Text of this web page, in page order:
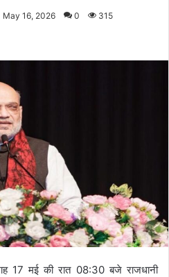
May 16, 2026 0 315
17 मई की रात 08:30 बजे राजधानी